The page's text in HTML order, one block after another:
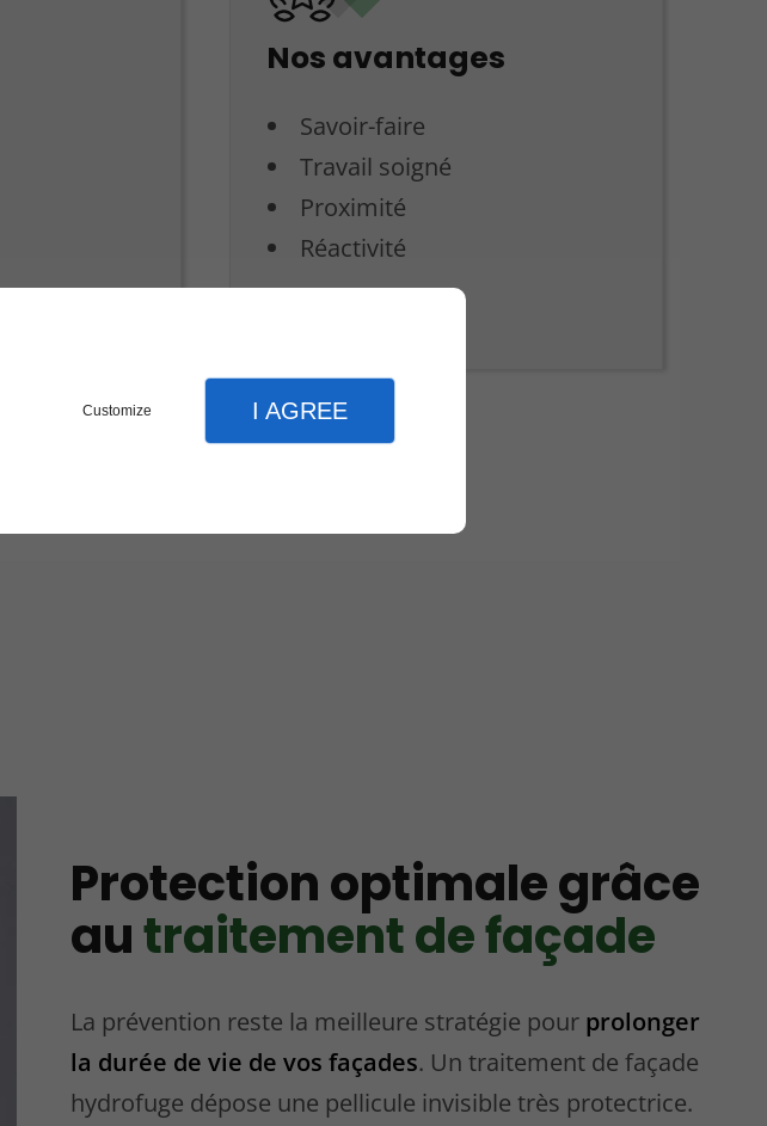
Customize I AGREE
Nos avantages
Savoir-faire
Travail soigné
Proximité
Réactivité
Protection optimale grâce
autraitement de façade
La prévention reste la meilleure stratégie pour prolonger
la durée de vie de vos façades. Un traitement de façade
hydrofuge dépose une pellicule invisible très protectrice.